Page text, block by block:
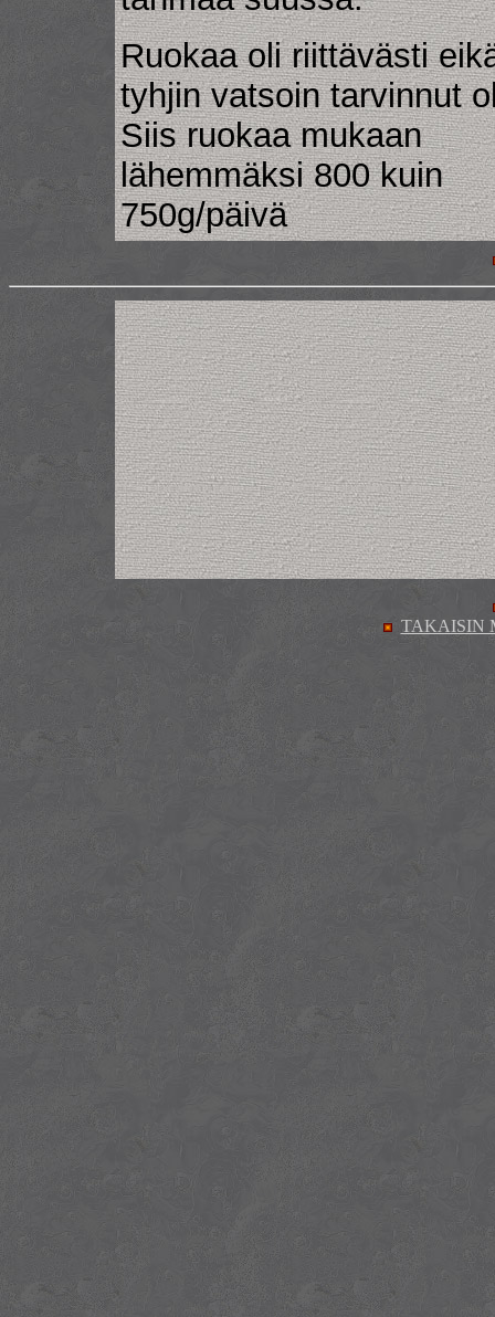
Ruokaa oli riittävästi
tyhjin vatsoin tarvinnut
Siis ruokaa mukaan
lähemmäksi 800 kuin
750g/päivä
TAKAISIN